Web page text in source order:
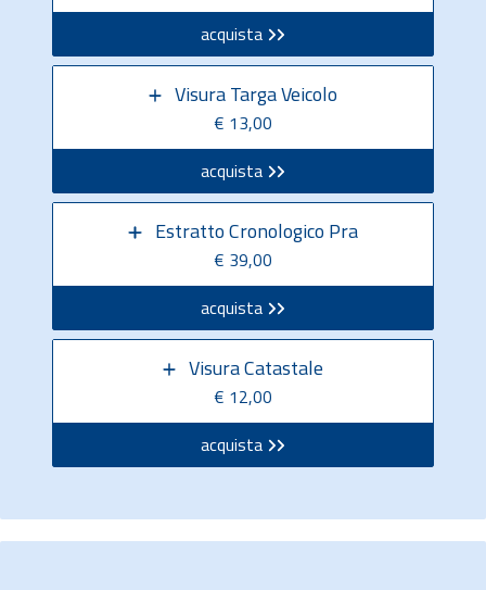
acquista
Visura Targa Veicolo
€ 13,00
acquista
Estratto Cronologico Pra
€ 39,00
acquista
Visura Catastale
€ 12,00
acquista